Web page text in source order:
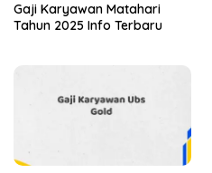
Gaji Karyawan Matahari
Tahun 2025 Info Terbaru